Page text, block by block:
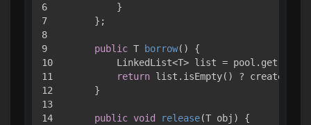
6
7
8
9
10
11
12
13
14
        }
    };
public T borrow()
{
        LinkedList<T> list = pool.get();
return list.isEmpty() ?
    }
public void release(T obj)
{